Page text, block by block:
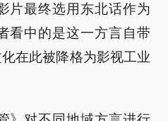
片最终选用东北话作为
看中的是这一方言自带
在此被降格为影视工业